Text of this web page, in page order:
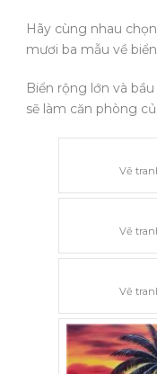
Hãy cùng nhau
mươi ba mẫu về
Biển rộng lớn và
sẽ làm căn phòng
Vẽ
Vẽ
Vẽ